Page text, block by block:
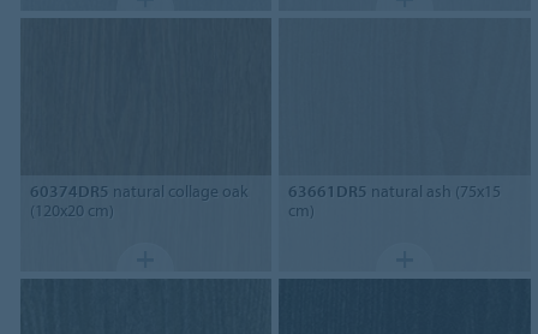
60374DR5 natural collage oak
(120x20 cm)
63661DR5 natural ash (75x15
cm)